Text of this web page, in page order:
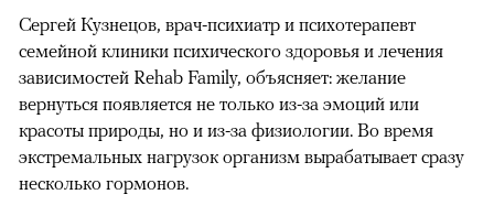
Сергей Кузнецов, врач-психиатр и психотерапевт
семейной клиники психического здоровья и лечения
зависимостей Rehab Family, объясняет: желание
вернуться появляется не только из-за эмоций или
красоты природы, но и из-за физиологии. Во время
экстремальных нагрузок организм вырабатывает сразу
несколько гормонов.